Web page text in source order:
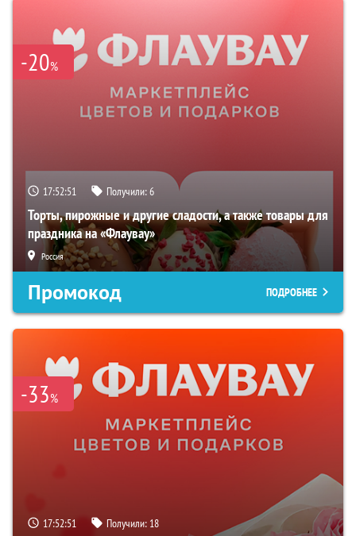
-20%
17:52:50 Получили:6
Торты, пирожные и другие сладости, а также товары для
праздника на «Флаувау»
Россия
Промокод ПОДРОБНЕЕ
-33%
17:52:50 Получили: 18